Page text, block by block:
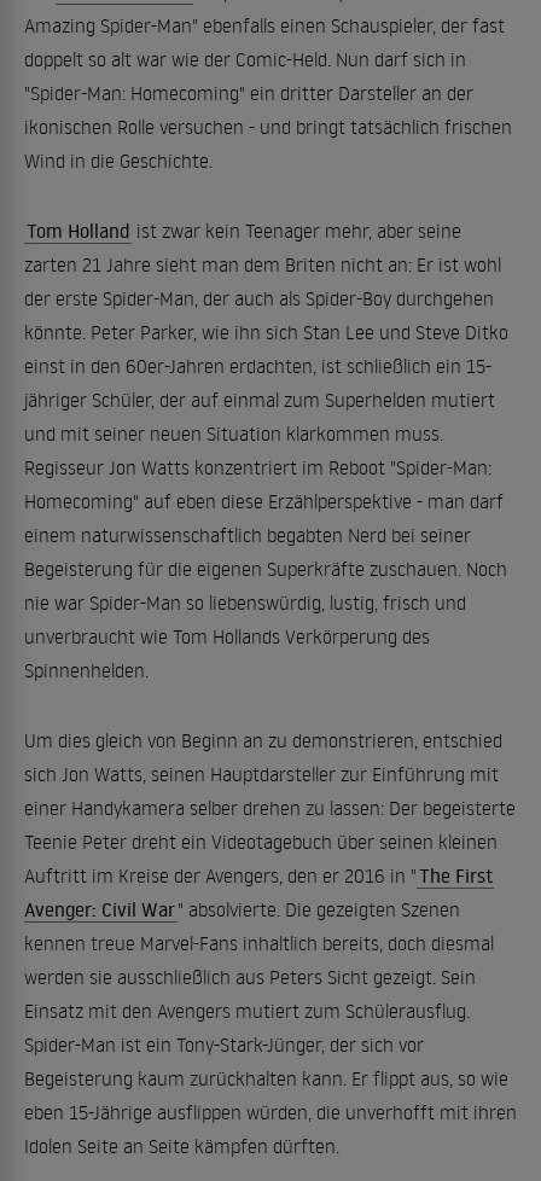
Amazing Spider-Man" ebenfalls einen Schauspieler, der fast
doppelt so alt war wie der Comic-Held. Nun darf sich in
"Spider-Man: Homecoming" ein dritter Darsteller an der
ikonischen Rolle versuchen - und bringt tatsächlich frischen
Wind in die Geschichte.
Tom Holland ist zwar kein Teenager mehr, aber seine
zarten 21 Jahre sieht man dem Briten nicht an: Er ist wohl
der erste Spider-Man, der auch als Spider-Boy durchgehen
könnte. Peter Parker, wie ihn sich Stan Lee und Steve Ditko
einst in den 60er-Jahren erdachten, ist schließlich ein 15-
jähriger Schüler, der auf einmal zum Superhelden mutiert
und mit seiner neuen Situation klarkommen muss.
Regisseur Jon Watts konzentriert im Reboot "Spider-Man:
Homecoming" auf eben diese Erzählperspektive - man darf
einem naturwissenschaftlich begabten Nerd bei seiner
Begeisterung für die eigenen Superkräfte zuschauen. Noch
nie war Spider-Man so liebenswürdig, lustig, frisch und
unverbraucht wie Tom Hollands Verkörperung des
Spinnenhelden.
Um dies gleich von Beginn an zu demonstrieren, entschied
sich Jon Watts, seinen Hauptdarsteller zur Einführung mit
einer Handykamera selber drehen zu lassen: Der begeisterte
Teenie Peter dreht ein Videotagebuch über seinen kleinen
Auftritt im Kreise der Avengers, den er 2016 in "The First
Avenger: Civil War" absolvierte. Die gezeigten Szenen
kennen treue Marvel-Fans inhaltlich bereits, doch diesmal
werden sie ausschließlich aus Peters Sicht gezeigt. Sein
Einsatz mit den Avengers mutiert zum Schülerausflug.
Spider-Man ist ein Tony-Stark-Jünger, der sich vor
Begeisterung kaum zurückhalten kann. Er flippt aus, so wie
eben 15-Jährige ausflippen würden, die unverhofft mit ihren
Idolen Seite an Seite kämpfen dürften.